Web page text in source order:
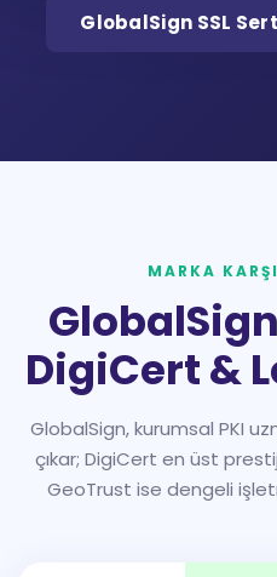
GlobalSign SSL
MARKA
DigiCert &
GlobalSign, kurumsal PKI
çıkar; DigiCert en üst
GeoTrust ise dengeli